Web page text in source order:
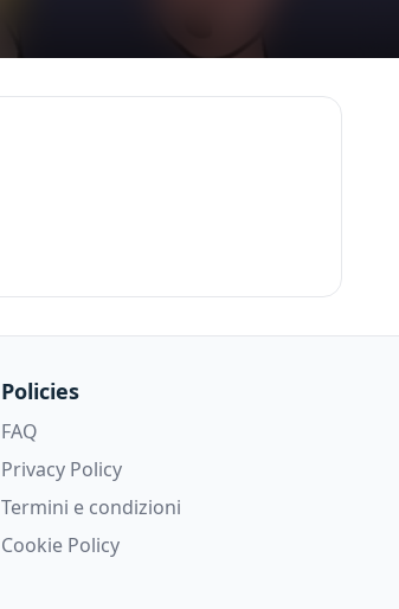
Policies
FAQ
Privacy Policy
Termini e condizioni
Cookie Policy